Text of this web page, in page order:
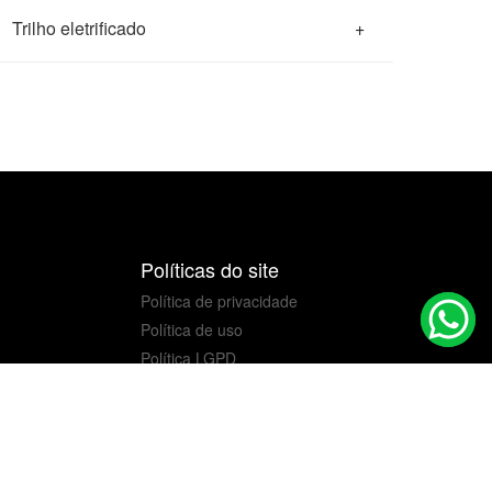
Trilho eletrificado +
Políticas do site
Política de privacidade
Política de uso
Política LGPD